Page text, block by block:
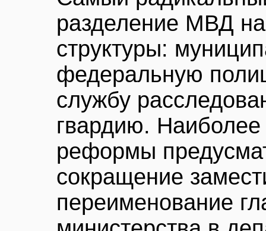
разделение МВД
структуры:
федеральную
службу
гвардию. Наиболее
реформы
сокращение
переименование